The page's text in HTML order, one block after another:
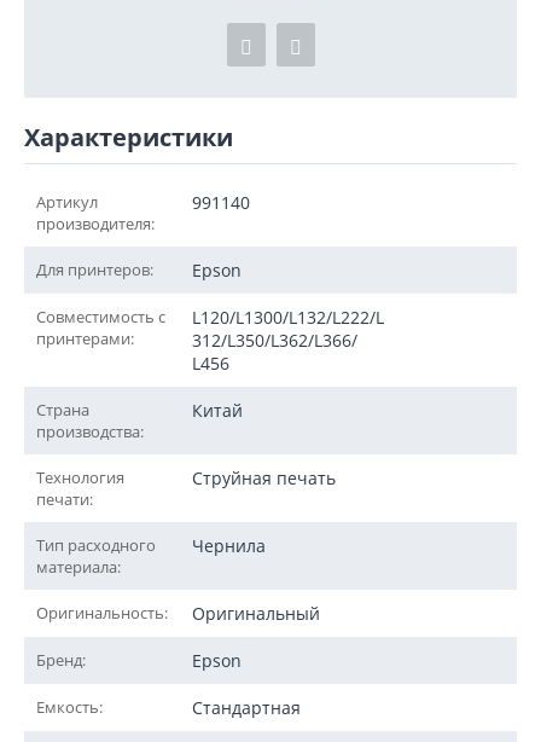
Характеристики
Артикул
производителя:
991140
Для принтеров: Epson
Совместимость с
принтерами:
L120/L1300/L132/L222/L
312/L350/L362/L366/
L456
Страна
производства:
Китай
Технология
печати:
Струйная печать
Тип расходного
материала:
Чернила
Оригинальность: Оригинальный
Бренд: Epson
Емкость: Стандартная